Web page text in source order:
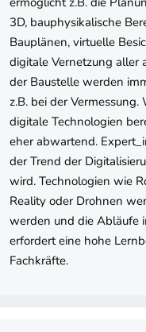
3D, bauphysikalische
Bauplänen, virtuelle
digitale Vernetzung aller
der Baustelle werden
z.B. bei der
digitale Technologien
eher abwartend.
der Trend der
wird. Technologien wie
Reality oder Drohnen
werden und die Abläufe
erfordert eine hohe
Fachkräfte.